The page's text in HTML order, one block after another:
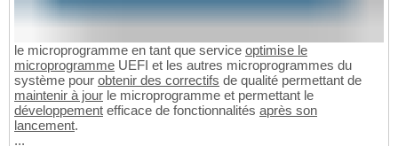
le microprogramme en tant que service optimise le
microprogramme UEFI et les autres microprogrammes du
système pour obtenir des correctifs de qualité permettant de
maintenir à jour le microprogramme et permettant le
développement efficace de fonctionnalités après son
lancement.
...